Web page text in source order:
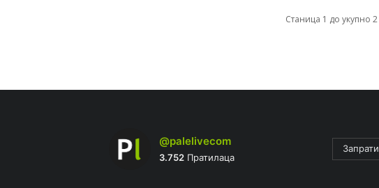
Станица 1 до укупно 2
@palelivecom
3.752Пратилаца
Запрати